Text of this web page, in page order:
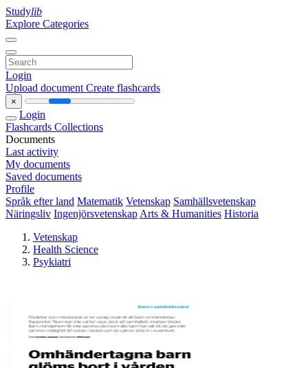
Studylib
Explore Categories
Login
Upload document Create flashcards
×
Login
Flashcards Collections
Documents
Last activity
My documents
Saved documents
Profile
Språk efter land Matematik Vetenskap Samhällsvetenskap
Näringsliv Ingenjörsvetenskap Arts & Humanities Historia
Vetenskap
Health Science
Psykiatri